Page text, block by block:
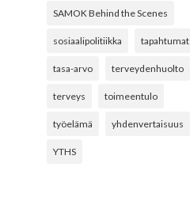
SAMOK Behind the Scenes
sosiaalipolitiikka tapahtumat
tasa-arvo terveydenhuolto
terveys toimeentulo
työelämä yhdenvertaisuus
YTHS